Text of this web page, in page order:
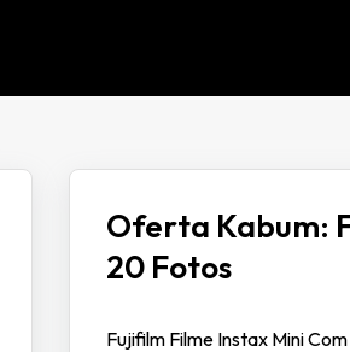
Oferta Kabum:
20 Fotos
Fujifilm Filme Instax Mini